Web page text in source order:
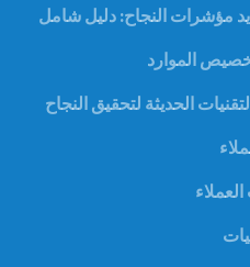
مؤشرات النجاح: دليل شامل
الموارد
الحديثة لتحقيق النجاح